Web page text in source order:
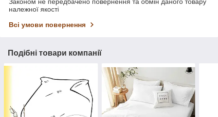
належної якості
Всі умови повернення
Подібні товари компанії